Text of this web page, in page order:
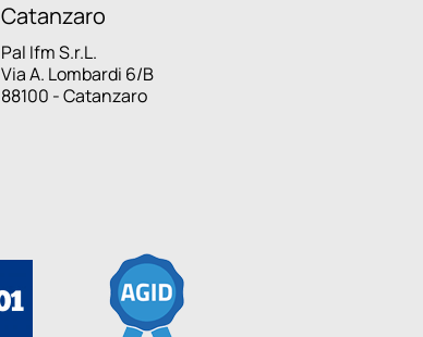
Catanzaro
Pal Ifm S.r.L.
Via A. Lombardi 6/B
88100 - Catanzaro